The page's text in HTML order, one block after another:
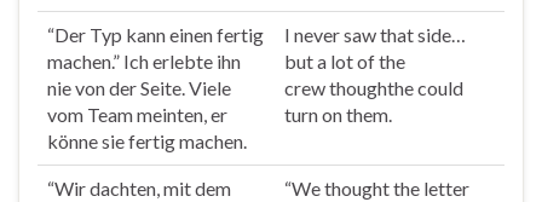
“Der Typ kann einen fertig
machen.” Ich erlebte ihn
nie von der Seite. Viele
vom Teammeinten, er
könne sie fertig machen.
I never saw that side…
but a lot of the
crewthoughthe could
turn on them.
“Wir dachten, mit dem
“Wethoughtthe letter